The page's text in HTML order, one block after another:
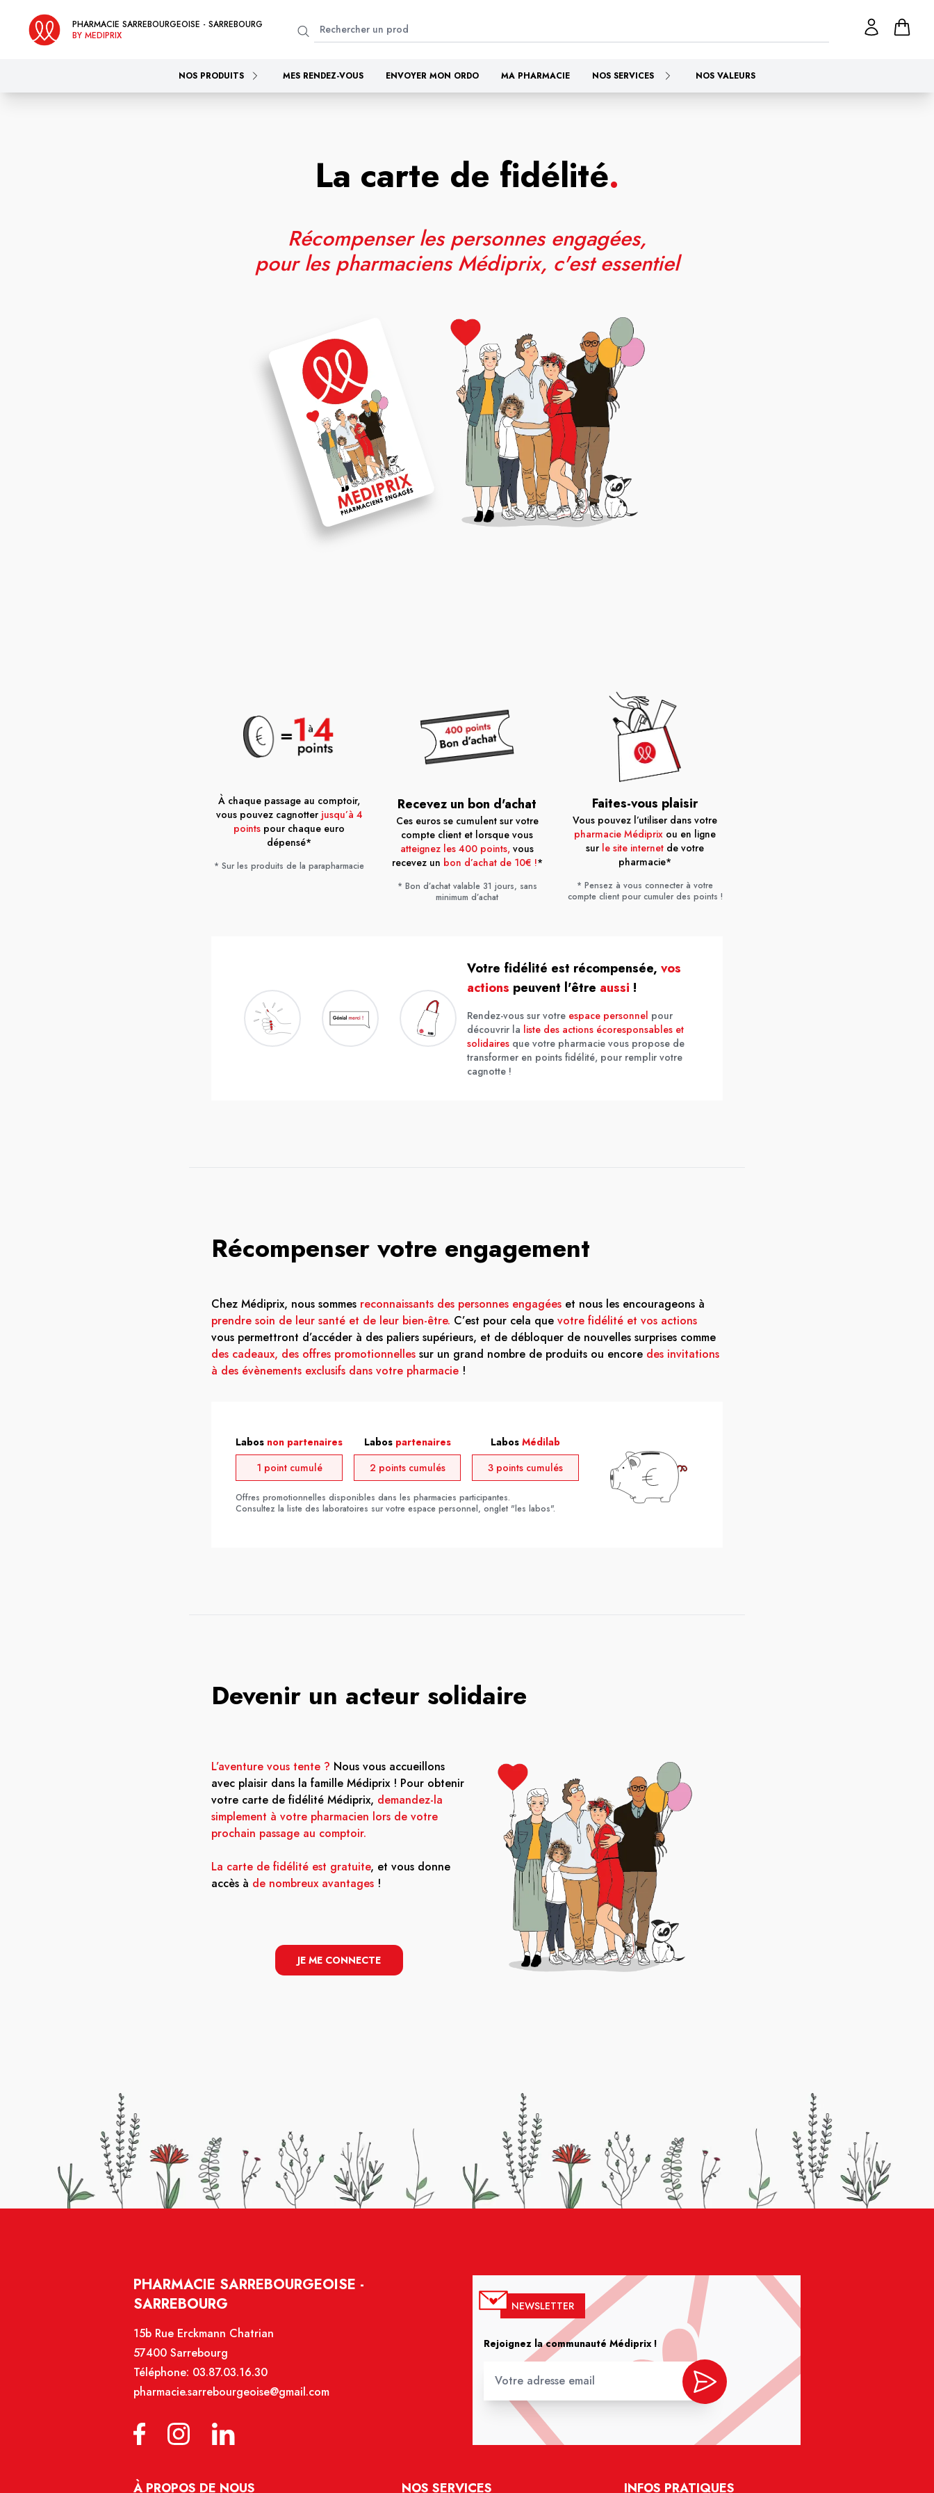
PHARMACIE SARREBOURGEOISE - SARREBOURG
BY MEDIPRIX
NOS PRODUITS MES RENDEZ-VOUS ENVOYER MON ORDO MA PHARMACIE NOS SERVICES NOS VALEURS
La carte de fidélité.
Récompenser les personnes engagées,
pour les pharmaciens Médiprix, c'est essentiel
À chaque passage au comptoir,
vous pouvez cagnotter jusqu’à 4
points pour chaque euro
dépensé*
* Sur les produits de la parapharmacie
Recevez un bon d'achat
Ces euros se cumulent sur votre
compte client et lorsque vous
atteignez les 400 points, vous
recevez un bon d’achat de 10€ !*
* Bon d’achat valable 31 jours, sans
minimum d’achat
Faites-vous plaisir
Vous pouvez l’utiliser dans votre
pharmacie Médiprix ou en ligne
sur le site internet de votre
pharmacie*
* Pensez à vous connecter à votre
compte client pour cumuler des points !
Votre fidélité est récompensée, vos
actions peuvent l'être aussi !
Rendez-vous sur votre espace personnel pour
découvrir la liste des actions écoresponsables et
solidaires que votre pharmacie vous propose de
transformer en points fidélité, pour remplir votre
cagnotte !
Récompenser votre engagement
Chez Médiprix, nous sommes reconnaissants des personnes engagées et nous les encourageons à
prendre soin de leur santé et de leur bien-être. C’est pour cela que votre fidélité et vos actions
vous permettront d’accéder à des paliers supérieurs, et de débloquer de nouvelles surprises comme
des cadeaux, des offres promotionnelles sur un grand nombre de produits ou encore des invitations
à des évènements exclusifs dans votre pharmacie !
Labos non partenaires
1 point cumulé
Labos partenaires
2 points cumulés
Labos Médilab
3 points cumulés
Offres promotionnelles disponibles dans les pharmacies participantes.
Consultez la liste des laboratoires sur votre espace personnel, onglet "les labos".
Devenir un acteur solidaire
L’aventure vous tente ? Nous vous accueillons
avec plaisir dans la famille Médiprix ! Pour obtenir
votre carte de fidélité Médiprix, demandez-la
simplement à votre pharmacien lors de votre
prochain passage au comptoir.
La carte de fidélité est gratuite, et vous donne
accès à de nombreux avantages !
JE ME CONNECTE
PHARMACIE SARREBOURGEOISE -
SARREBOURG
15b Rue Erckmann Chatrian
57400 Sarrebourg
Téléphone: 03.87.03.16.30
pharmacie.sarrebourgeoise@gmail.com
NEWSLETTER
Rejoignez la communauté Médiprix !
À PROPOS DE NOUS NOS SERVICES INFOS PRATIQUES